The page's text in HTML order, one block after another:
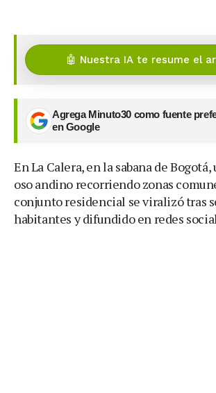
🤖 Nuestra IA te resume el
Agrega Minuto30 como fuente
en Google
En La Calera, en la sabana de
oso andino recorriendo zonas
conjunto residencial se viralizó tras
habitantes y difundido en redes